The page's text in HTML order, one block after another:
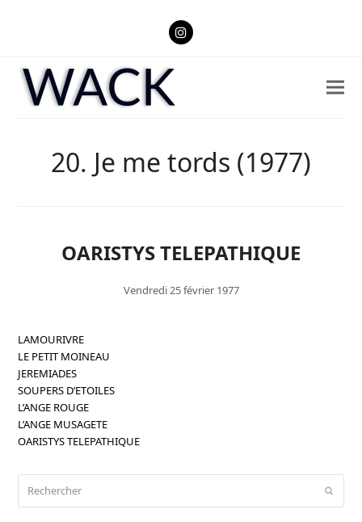
Instagram
20. Je me tords (1977)
OARISTYS TELEPATHIQUE
Vendredi 25 février 1977
LAMOURIVRE
LE PETIT MOINEAU
JEREMIADES
SOUPERS D’ETOILES
L’ANGE ROUGE
L’ANGE MUSAGETE
OARISTYS TELEPATHIQUE